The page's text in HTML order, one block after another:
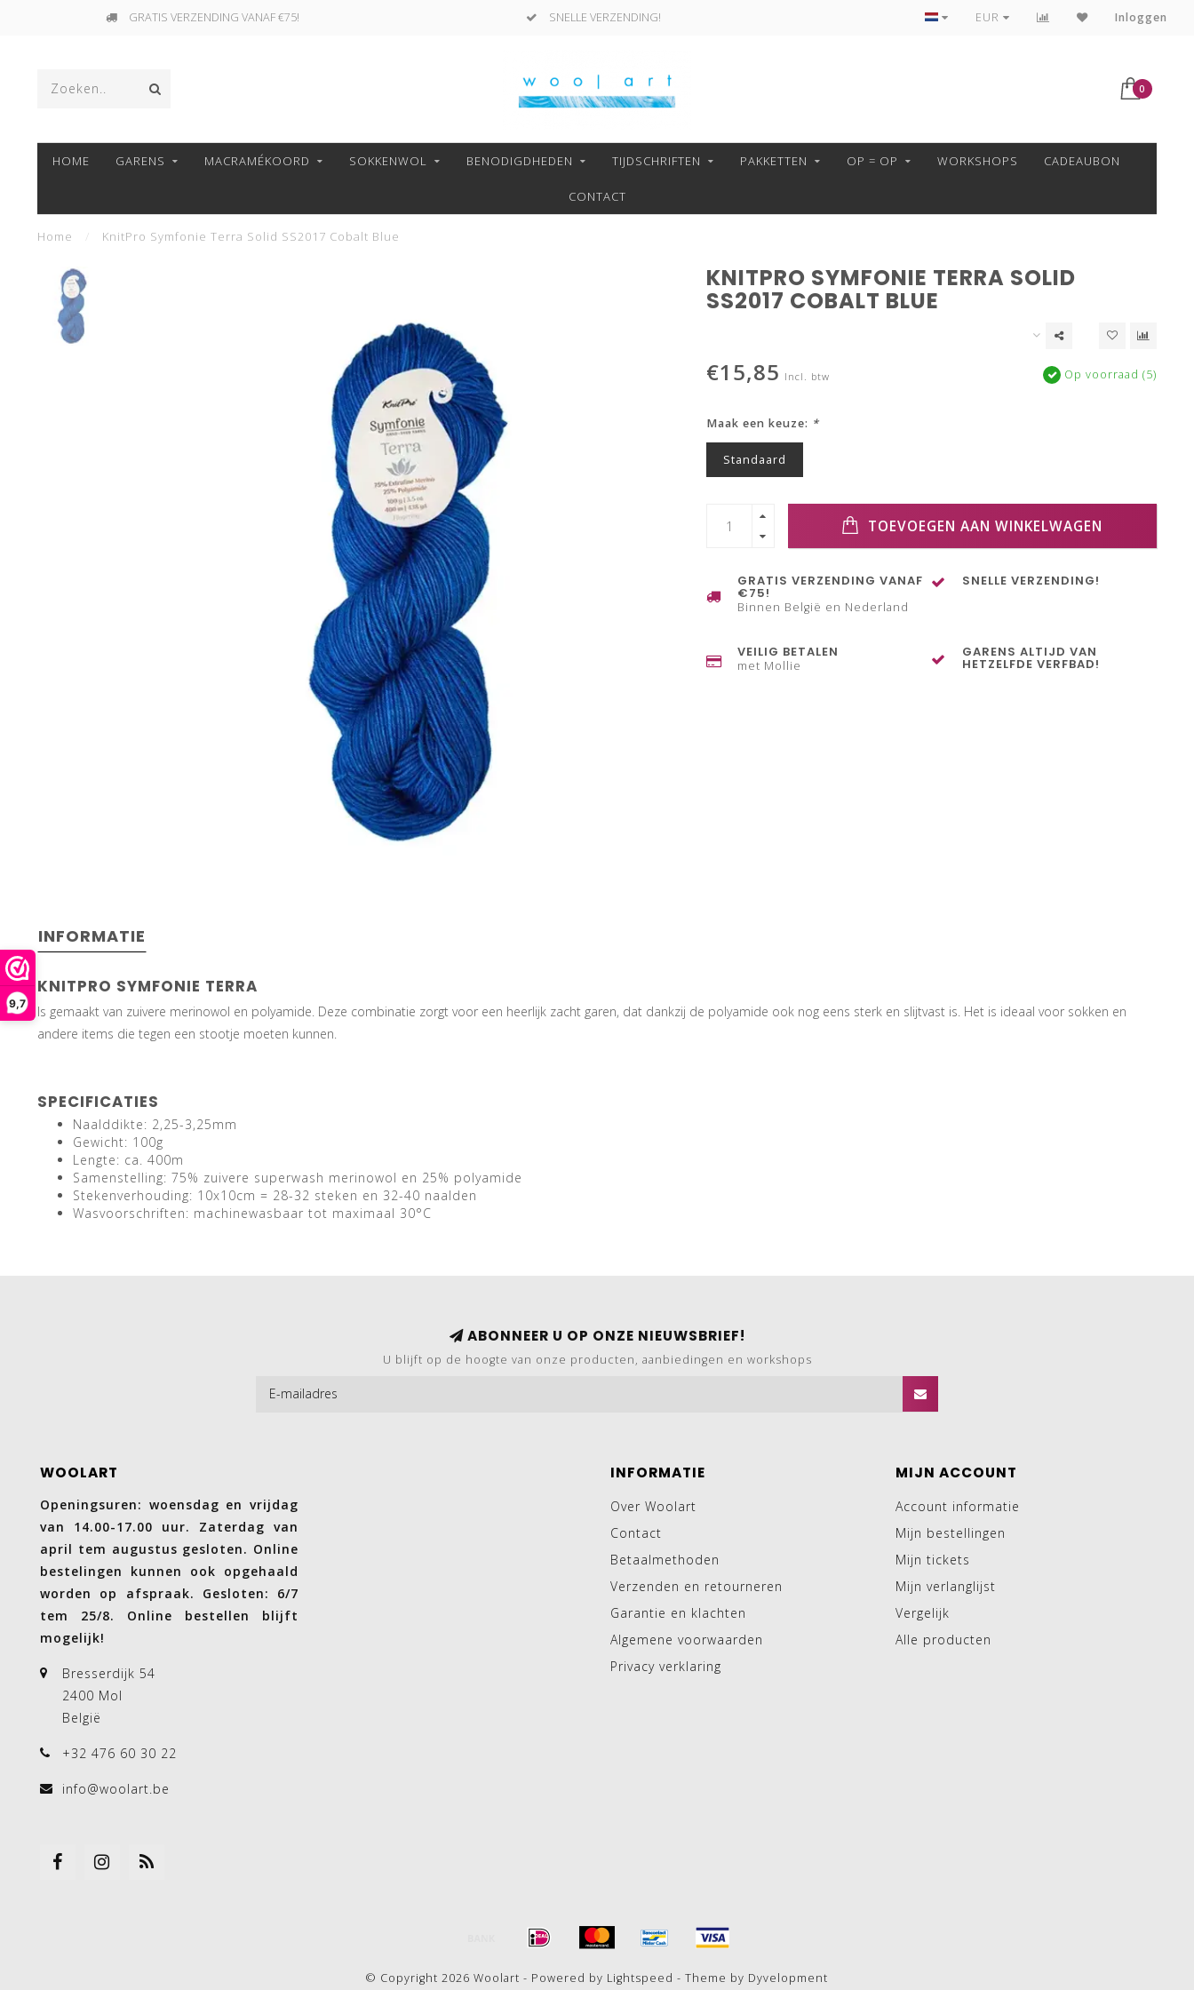
9,7
GRATIS VERZENDING VANAF €75! SNELLE VERZENDING! VEILIG BETALEN MET MOLLIE!
EUR Inloggen
0
HOME GARENS MACRAMÉKOORD SOKKENWOL BENODIGDHEDEN TIJDSCHRIFTEN PAKKETTEN OP = OP WORKSHOPS CADEAUBON
CONTACT
Home KnitPro Symfonie Terra Solid SS2017 Cobalt Blue
KNITPRO SYMFONIE TERRA SOLID
SS2017 COBALT BLUE
€15,85 Incl. btw Op voorraad (5)
Maak een keuze: *
Standaard
TOEVOEGEN AAN WINKELWAGEN
GRATIS VERZENDING VANAF
€75!
Binnen België en Nederland
SNELLE VERZENDING!
VEILIG BETALEN
met Mollie
GARENS ALTIJD VAN
HETZELFDE VERFBAD!
INFORMATIE
KNITPRO SYMFONIE TERRA
Is gemaakt van zuivere merinowol en polyamide. Deze combinatie zorgt voor een heerlijk zacht garen, dat dankzij de polyamide ook nog eens sterk en slijtvast is. Het is ideaal voor sokken en
andere items die tegen een stootje moeten kunnen.
SPECIFICATIES
Naalddikte: 2,25-3,25mm
Gewicht: 100g
Lengte: ca. 400m
Samenstelling: 75% zuivere superwash merinowol en 25% polyamide
Stekenverhouding: 10x10cm = 28-32 steken en 32-40 naalden
Wasvoorschriften: machinewasbaar tot maximaal 30°C
ABONNEER U OP ONZE NIEUWSBRIEF!
U blijft op de hoogte van onze producten, aanbiedingen en workshops
WOOLART
Openingsuren: woensdag en vrijdag
van 14.00-17.00 uur. Zaterdag van
april tem augustus gesloten. Online
bestelingen kunnen ook opgehaald
worden op afspraak. Gesloten: 6/7
tem 25/8. Online bestellen blijft
mogelijk!
Bresserdijk 54
2400 Mol
België
+32 476 60 30 22
info@woolart.be
INFORMATIE
Over Woolart
Contact
Betaalmethoden
Verzenden en retourneren
Garantie en klachten
Algemene voorwaarden
Privacy verklaring
MIJN ACCOUNT
Account informatie
Mijn bestellingen
Mijn tickets
Mijn verlanglijst
Vergelijk
Alle producten
© Copyright 2026 Woolart - Powered by Lightspeed - Theme by Dyvelopment